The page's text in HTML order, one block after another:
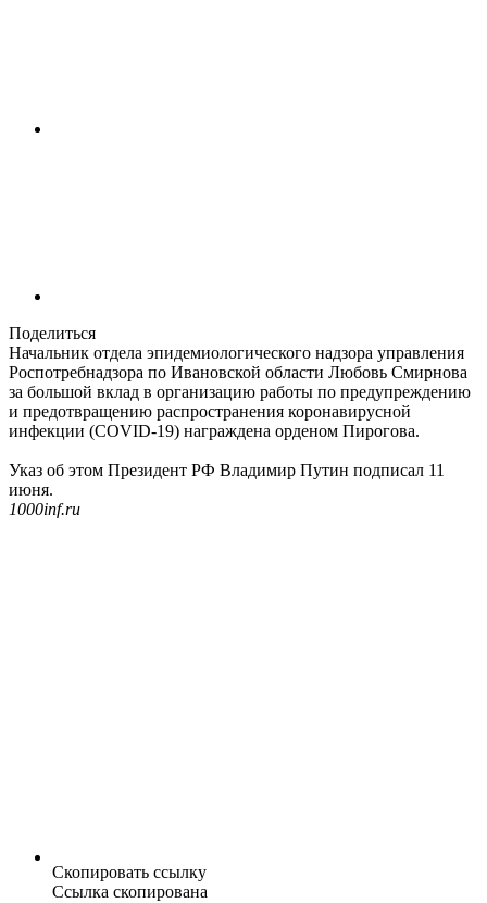
Поделиться
Начальник отдела эпидемиологического надзора управления
Роспотребнадзора по Ивановской области Любовь Смирнова
за большой вклад в организацию работы по предупреждению
и предотвращению распространения коронавирусной
инфекции (COVID-19) награждена орденом Пирогова.
Указ об этом Президент РФ Владимир Путин подписал 11
июня.
1000inf.ru
Скопировать ссылку
Ссылка скопирована